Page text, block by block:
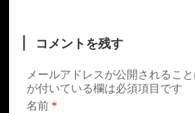
コメントを残す
メールアドレスが公開されるこ
が付いている欄は必須項目です
名前 *